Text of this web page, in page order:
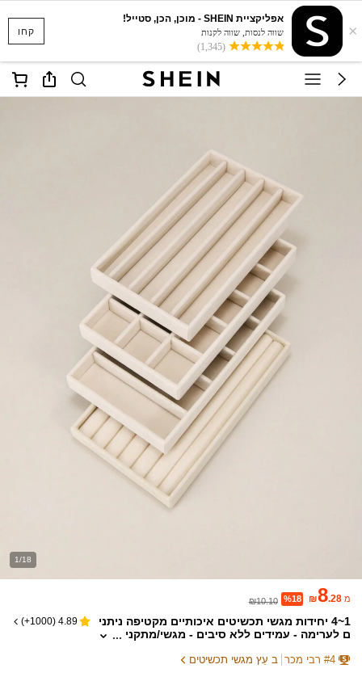
קחו ×
אפליקציית SHEIN - מוכן, הכן, סטייל!
שווה לנסות, שווה לקנות
(1,345)
1/18
מ ₪8.28
%18
₪10.10
1~4 יחידות מגשי תכשיטים איכותיים מקטיפה ניתני
ם לערימה - עמידים ללא סיבים - מגשי/מתקני
אחסון להכנסה למגירה, לתצוגת עגילים, טבעות,
4.89
(
1000+
)
#4 רבי מכר ב עֵץ מגשי תכשיטים